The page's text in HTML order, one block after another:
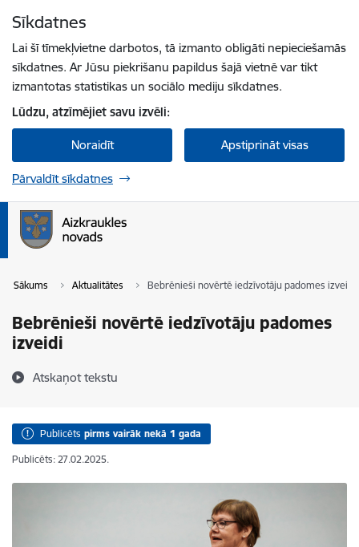
Sīkdatnes
Lai šī tīmekļvietne darbotos, tā izmanto obligāti nepieciešamās
sīkdatnes. Ar Jūsu piekrišanu papildus šajā vietnē var tikt
izmantotas statistikas un sociālo mediju sīkdatnes.
Lūdzu, atzīmējiet savu izvēli:
Noraidīt Apstiprināt visas
Pārvaldīt sīkdatnes
Sākums Aktualitātes Bebrēnieši novērtē iedzīvotāju padomes izveidi
Bebrēnieši novērtē iedzīvotāju padomes
izveidi
Atskaņot tekstu
Publicēts pirms vairāk nekā 1 gada
Publicēts: 27.02.2025.